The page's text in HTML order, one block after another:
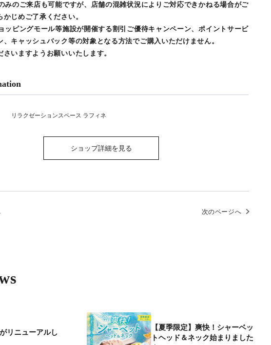
みのご来店も可能ですが、店舗の混雑状況によりご対応できかねる場合がご
かじめご了承ください。
ッピングモール等施設が開催する割引ご優待キャンペーン、ポイントサービ
、キャッシュバック等の対象となる方法でご購入いただけません。
さいますようお願いいたします。
リラクゼーションスペース ラフィネ
ショップ詳細を見る
次のページへ
リニューアルし
【夏季限定】爽快！シャーベッ
トヘッド＆ネック始まりました